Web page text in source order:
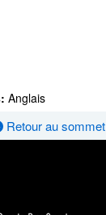
Anglais
Retour au sommet